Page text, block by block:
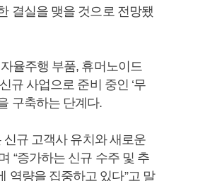
결실을 맺을 것으로 전망됐
율주행 부품, 휴머노이드
규 사업으로 준비 중인 ‘무
구축하는 단계다.
신규 고객사 유치와 새로운
“증가하는 신규 수주 및 추
역량을 집중하고 있다”고 말